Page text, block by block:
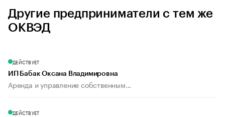
Другие предприниматели с тем же
ОКВЭД
ДЕЙСТВУЕТ
ИП Бабак Оксана Владимировна
Аренда и управление собственным...
ДЕЙСТВУЕТ